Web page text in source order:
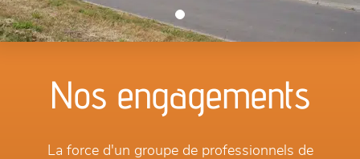
Nos engagements
La force d'un groupe de professionnels de